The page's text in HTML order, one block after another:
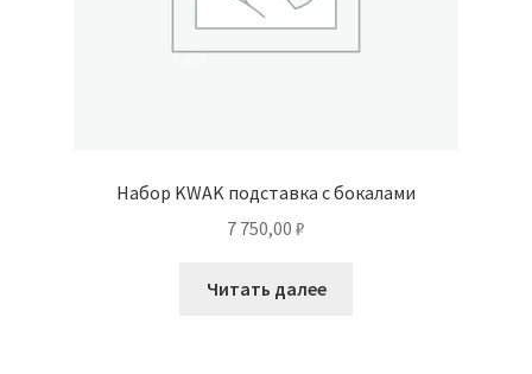
Набор KWAK подставка с бокалами
7 750,00 ₽
Читать далее